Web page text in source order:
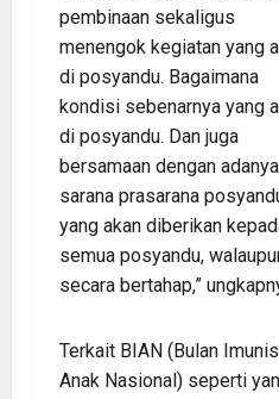
pembinaan sekaligus
menengok kegiatan yang
di posyandu. Bagaimana
kondisi sebenarnya yang
di posyandu. Dan juga
bersamaan dengan adanya
sarana prasarana
yang akan diberikan
semua posyandu,
secara bertahap,”
Terkait BIAN (Bulan
Anak Nasional) seperti